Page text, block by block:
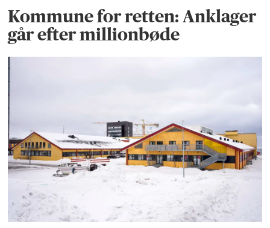
Kommune for retten: Anklager
går efter millionbøde